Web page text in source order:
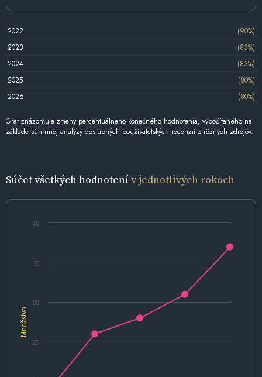
2022
(90%)
2023
(83%)
2024
(83%)
2025
(80%)
2026
(80%)
Graf znázorňuje zmeny percentuálneho konečného hodnotenia, vypočítaného na
základe súhrnnej analýzy dostupných používateľských recenzií z rôznych zdrojov.
Súčet všetkých hodnotenív jednotlivých rokoch
Množstvo
25
30
35
40